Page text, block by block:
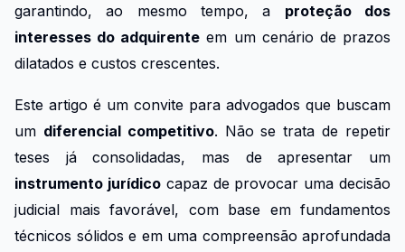
garantindo, ao mesmo tempo, a proteção dos
interesses do adquirente em um cenário de prazos
dilatados e custos crescentes.
Este artigo é um convite para advogados que buscam
um diferencial competitivo. Não se trata de repetir
teses já consolidadas, mas de apresentar um
instrumento jurídicocapaz de provocar uma decisão
judicial mais favorável, com base em fundamentos
técnicos sólidos e em uma compreensão aprofundada